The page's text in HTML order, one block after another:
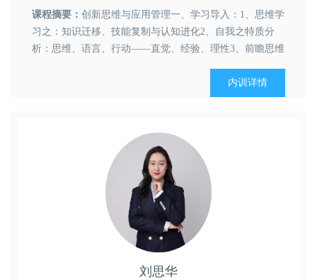
课程摘要： 创新思维与应用管理一、学习导入：1、思维学
习之：知识迁移、技能复制与认知进化2、自我之特质分
析：思维、语言、行动——直觉、经验、理性3、前瞻思维
系统思维、创新思维、数据思维与人性思维的客观关系案
例：因特尔公司简史与商业规模发展逻辑关联交流2、前瞻
内训详情
刘思华